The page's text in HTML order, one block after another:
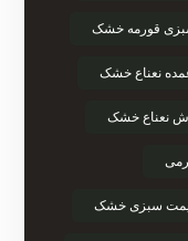
قورمه خشک
نعناع خشک
نعناع خشک
سبزی خشک